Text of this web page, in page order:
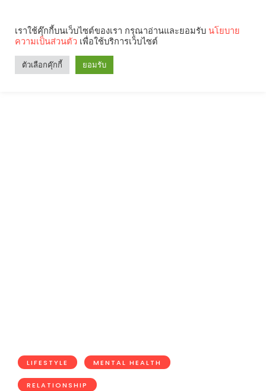
LIFESTYLE MENTAL HEALTH
RELATIONSHIP
เราใช้คุ๊กกี้บนเว็บไซต์ของเรา กรุณาอ่านและยอมรับ นโยบาย
ความเป็นส่วนตัว เพื่อใช้บริการเว็บไซต์
ตัวเลือกคุ๊กกี้ ยอมรับ